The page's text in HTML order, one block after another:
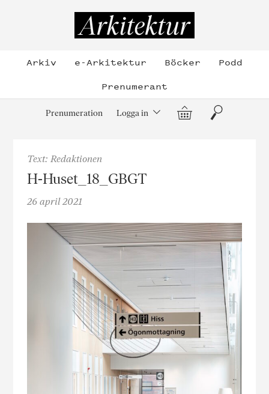
Arkiv e-Arkitektur Böcker
Podd
Prenumerant
Prenumeration Logga in Varukorg
Sök
Text: Redaktionen
H-Huset_18_GBGT
26 april 2021